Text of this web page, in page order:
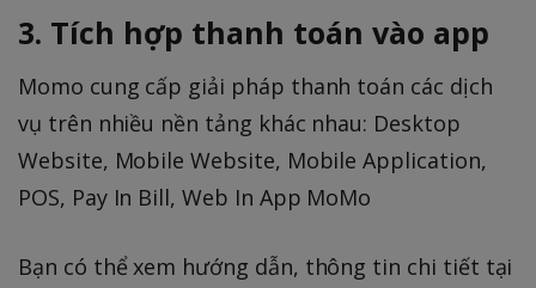
3. Tích hợp thanh toán vào app
Momo cung cấp giải pháp thanh toán các dịch
vụ trên nhiều nền tảng khác nhau: Desktop
Website, Mobile Website, Mobile Application,
POS, Pay In Bill, Web In App MoMo
Bạn có thể xem hướng dẫn, thông tin chi tiết tại